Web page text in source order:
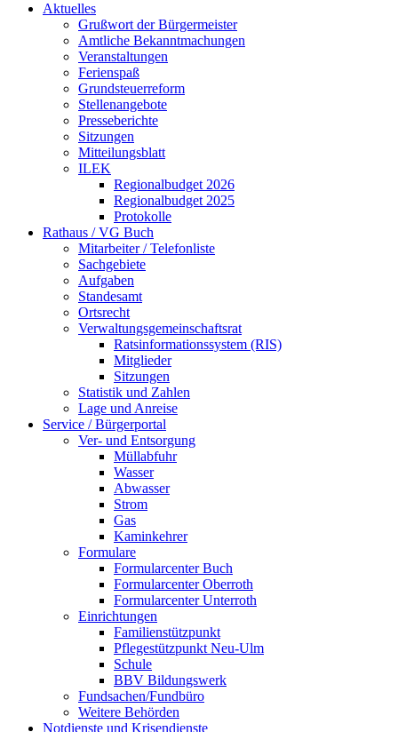
Aktuelles
Grußwort der Bürgermeister
Amtliche Bekanntmachungen
Veranstaltungen
Ferienspaß
Grundsteuerreform
Stellenangebote
Presseberichte
Sitzungen
Mitteilungsblatt
ILEK
Regionalbudget 2026
Regionalbudget 2025
Protokolle
Rathaus / VG Buch
Mitarbeiter / Telefonliste
Sachgebiete
Aufgaben
Standesamt
Ortsrecht
Verwaltungsgemeinschaftsrat
Ratsinformationssystem (RIS)
Mitglieder
Sitzungen
Statistik und Zahlen
Lage und Anreise
Service / Bürgerportal
Ver- und Entsorgung
Müllabfuhr
Wasser
Abwasser
Strom
Gas
Kaminkehrer
Formulare
Formularcenter Buch
Formularcenter Oberroth
Formularcenter Unterroth
Einrichtungen
Familienstützpunkt
Pflegestützpunkt Neu-Ulm
Schule
BBV Bildungswerk
Fundsachen/Fundbüro
Weitere Behörden
Notdienste und Krisendienste